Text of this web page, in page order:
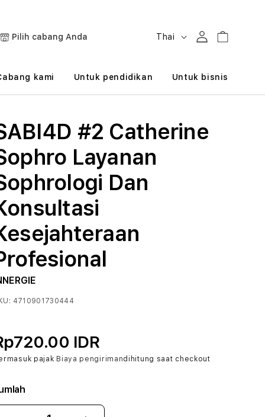
Pilih cabang Anda
B
h
a
Thai MasukKeranjang
kami Untuk pendidikan Untuk bisnis
#2 Catherine
Layanan
Dan
4710901730444
IDR
pajak Biaya pengirimandihitung saat checkout